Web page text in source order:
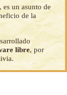
un asunto de
de la
libre, por